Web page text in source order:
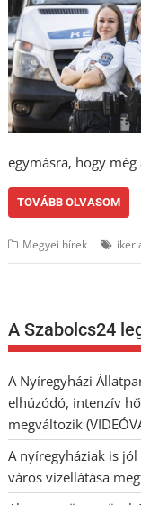
egymásra, hogy
TOVÁBB OLVASOM
Megyei hírek
A Szabolcs24
A Nyíregyházi
elhúzódó, intenzív
megváltozik
A nyíregyháziak is
város vízellátása